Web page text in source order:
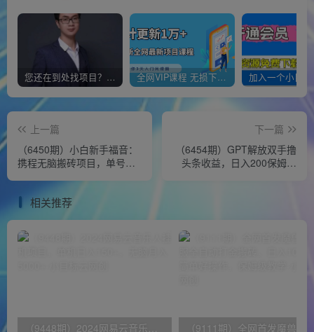
您还在到处找项目？还在当韭菜？我靠经营“一个小目标网创商城”年入百W+，曾经我也负债累累! 全网VIP课程 无损下载~
上一篇
（6450期）小白新手福音：
携程无脑搬砖项目，单号操
下一篇
（6454期）GPT解放双手撸
头条收益，日入200保姆级
相关推荐